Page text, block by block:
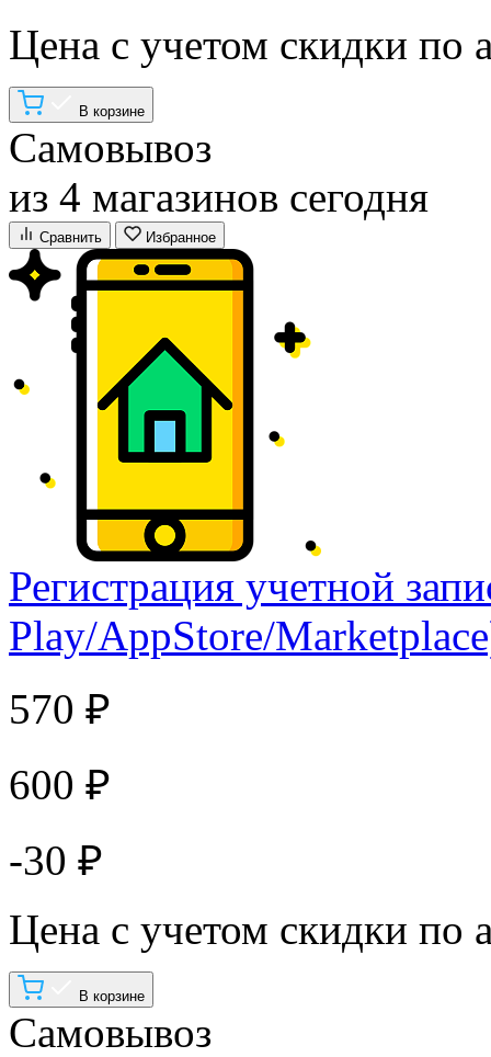
Цена с учетом скидки по
В корзине
Самовывоз
из 4 магазинов сегодня
Сравнить Избранное
Регистрация учетной
Play/AppStore/
570 ₽
600 ₽
-30 ₽
Цена с учетом скидки по
В корзине
Самовывоз